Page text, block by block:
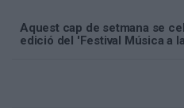
Aquest cap de setmana se
edició del 'Festival Música a